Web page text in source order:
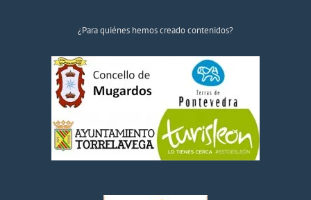
¿Para quiénes hemos creado contenidos?